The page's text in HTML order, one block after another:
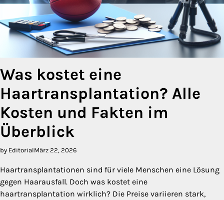
Was kostet eine
Haartransplantation? Alle
Kosten und Fakten im
Überblick
by EditorialMärz 22, 2026
Haartransplantationen sind für viele Menschen eine Lösung
gegen Haarausfall. Doch was kostet eine
haartransplantation wirklich? Die Preise variieren stark,